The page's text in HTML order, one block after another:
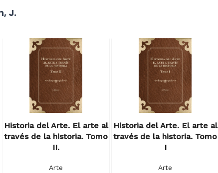
J.
Historia del Arte. El arte al
través de la historia. Tomo
II.
Arte
Historia del Arte. El arte al
través de la historia. Tomo
I
Arte